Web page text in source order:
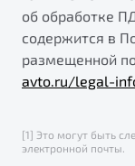
об обработке
содержится в
размещенной
avto.ru/legal-
[1] Это могут быть
электронной почты.